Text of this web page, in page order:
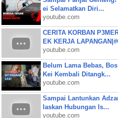
ei Selamatkan Diri...
youtube.com
CERITA KORBAN
EK KERJA
youtube.com
Belum Lama Bebas,
Kei Kembali Ditangk...
youtube.com
Sampai Lantunkan
laskan Hubungan Is...
youtube.com